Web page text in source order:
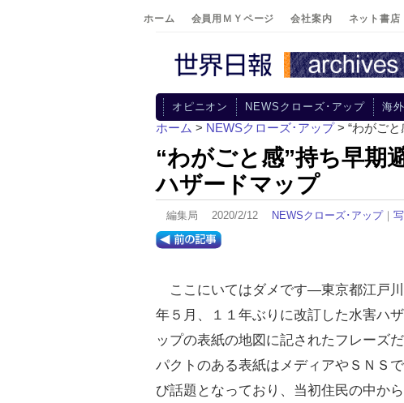
ホーム 会員用ＭＹページ 会社案内 ネット書店
オピニオン NEWSクローズ･アップ 海
ホーム > NEWSクローズ･アップ> “わがごと
“わがごと感”持ち早期
ハザードマップ
編集局 2020/2/12 NEWSクローズ･アップ｜
ここにいてはダメです―東京都江戸
年５月、１１年ぶりに改訂した水害ハ
ップの表紙の地図に記されたフレーズ
パクトのある表紙はメディアやＳＮＳ
び話題となっており、当初住民の中から